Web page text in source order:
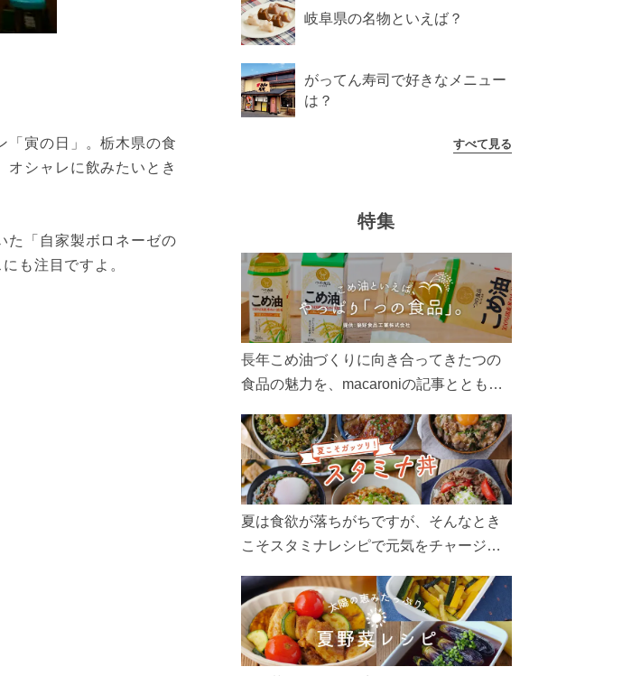
「寅の日」。栃木県の食
シャレに飲みたいとき
た「自家製ボロネーゼの
も注目ですよ。
岐阜県の名物といえば？
がってん寿司で好きなメニュー
は？
すべて見る
特集
長年こめ油づくりに向き合ってきたつの
食品の魅力を、macaroniの記事とともに
ん、製造現場や品質へのこだわりまで。
こめ油をもっと好きになるコンテンツを
ぜひお楽しみください。
夏は食欲が落ちがちですが、そんなとき
こそスタミナレシピで元気をチャージ！
リ食べて、夏バテを吹き飛ばしましょ
う！